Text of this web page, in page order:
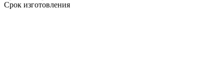
Срок изготовления